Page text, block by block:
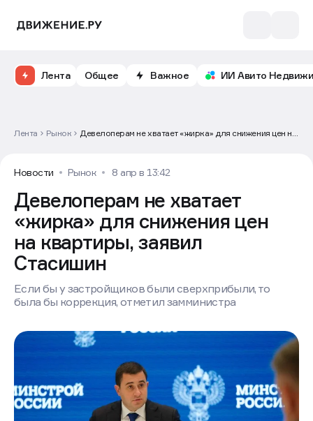
Лента Общее Важное ИИ Авито
Лента Рынок
Девелоперам не хватает «жирка» для снижения цен на
Новости Рынок 8 апр в 13:42
Девелоперам не хватает
«жирка» для снижения цен
на квартиры, заявил
Стасишин
Если бы у застройщиков были сверхприбыли, то
была бы коррекция, отметил замминистра